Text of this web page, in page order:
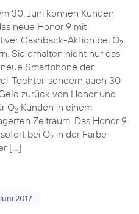
30. Juni können Kunden
neue Honor 9 mit
Cashback-Aktion bei O2
Sie erhalten nicht nur das
Smartphone der
Tochter, sondern auch 30
zurück von Honor und
O2Kunden in einem
Zeitraum. Das Honor 9
bei O2in der Farbe
[…]
2017